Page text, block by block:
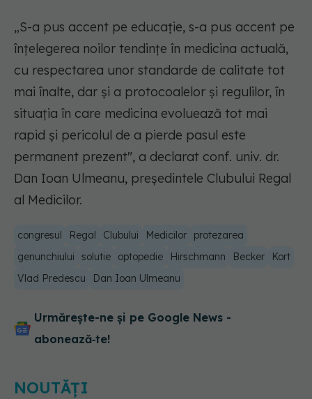
„S-a pus accent pe educație, s-a pus accent pe
înțelegerea noilor tendințe în medicina actuală,
cu respectarea unor standarde de calitate tot
mai înalte, dar și a protocoalelor și regulilor, în
situația în care medicina evoluează tot mai
rapid și pericolul de a pierde pasul este
permanent prezent", a declarat conf. univ. dr.
Dan Ioan Ulmeanu, președintele Clubului Regal
al Medicilor.
congresul Regal Clubului Medicilor
protezarea
genunchiului
solutie optopedie Hirschmann Becker
Kort
Vlad Predescu
Dan Ioan Ulmeanu
Urmărește-ne și pe Google News -
abonează‑te!
NOUTĂȚI